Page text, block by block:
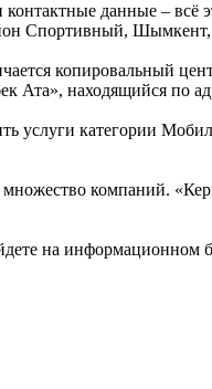
данные – всё
Спортивный, Шымкент,
копировальный
Ата», находящийся по
услуги категории
компаний.
на информационном